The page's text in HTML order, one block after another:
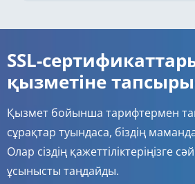
SSL-
қызметіне
Қызмет бойынша тарифтермен
сұрақтар туындаса, біздің
Олар сіздің қажеттіліктеріңізге
ұсынысты таңдайды.